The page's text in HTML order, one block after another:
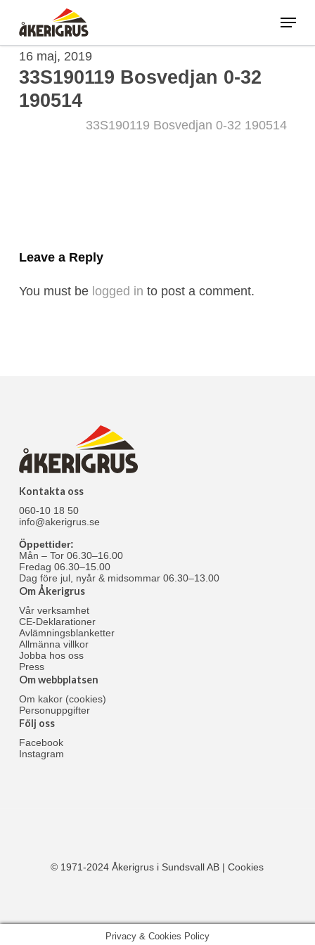
main
content
Menu
16 maj, 2019
33S190119 Bosvedjan 0-32
190514
33S190119 Bosvedjan 0-32 190514
Leave a Reply
You must be logged in to post a comment.
Kontakta oss
060-10 18 50
info@akerigrus.se
Öppettider:
Mån – Tor 06.30–16.00
Fredag 06.30–15.00
Dag före jul, nyår & midsommar 06.30–13.00
Om Åkerigrus
Vår verksamhet
CE-Deklarationer
Avlämningsblanketter
Allmänna villkor
Jobba hos oss
Press
Om webbplatsen
Om kakor (cookies)
Personuppgifter
Följ oss
Facebook
Instagram
© 1971-2024 Åkerigrus i Sundsvall AB |Cookies
Privacy & Cookies Policy